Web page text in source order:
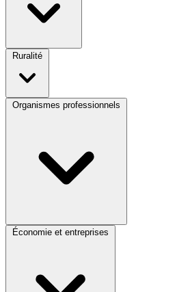
Ruralité
Organismes professionnels
Économie et entreprises